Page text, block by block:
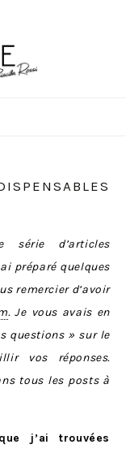
série d’articles
préparé quelques
remercier d’avoir
. Je vous avais en
questions » sur le
vos réponses.
tous les posts à
j’ai trouvées